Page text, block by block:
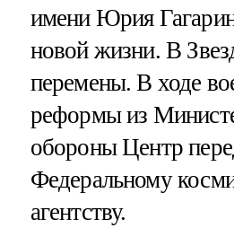
имени Юрия
новой жизни. В
перемены. В ходе
реформы из
обороны Центр
Федеральному
агентству.